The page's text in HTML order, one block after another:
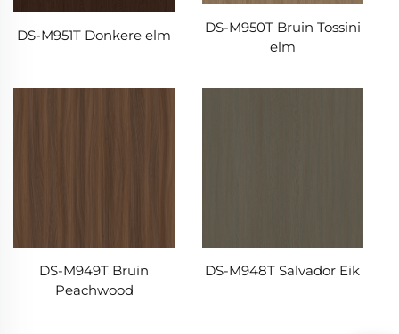
DS-M951T Donkere elm
DS-M950T Bruin Tossini
elm
DS-M949T Bruin
Peachwood
DS-M948T Salvador Eik